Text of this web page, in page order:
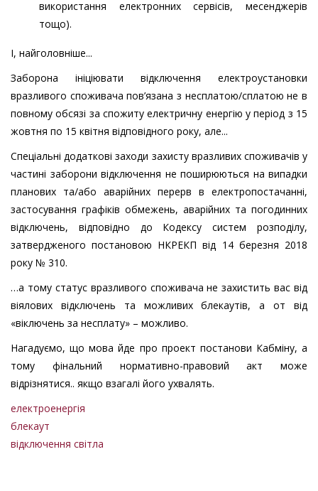
використання електронних сервісів, месенджерів
тощо).
І, найголовніше...
Заборона ініціювати відключення електроустановки
вразливого споживача пов’язана з несплатою/сплатою не в
повному обсязі за спожиту електричну енергію у період з 15
жовтня по 15 квітня відповідного року, але...
Спеціальні додаткові заходи захисту вразливих споживачів у
частині заборони відключення не поширюються на випадки
планових та/або аварійних перерв в електропостачанні,
застосування графіків обмежень, аварійних та погодинних
відключень, відповідно до Кодексу систем розподілу,
затвердженого постановою НКРЕКП від 14 березня 2018
року № 310.
…а тому статус вразливого споживача не захистить вас від
віялових відключень та можливих блекаутів, а от від
«віключень за несплату» – можливо.
Нагадуємо, що мова йде про проект постанови Кабміну, а
тому фінальний нормативно-правовий акт може
відрізнятися.. якщо взагалі його ухвалять.
електроенергія
блекаут
відключення світла